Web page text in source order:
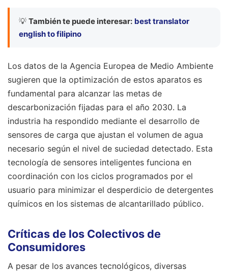
💡 También te puede interesar: best translator
english to filipino
Los datos de la Agencia Europea de Medio Ambiente
sugieren que la optimización de estos aparatos es
fundamental para alcanzar las metas de
descarbonización fijadas para el año 2030. La
industria ha respondido mediante el desarrollo de
sensores de carga que ajustan el volumen de agua
necesario según el nivel de suciedad detectado. Esta
tecnología de sensores inteligentes funciona en
coordinación con los ciclos programados por el
usuario para minimizar el desperdicio de detergentes
químicos en los sistemas de alcantarillado público.
Críticas de los Colectivos de
Consumidores
A pesar de los avances tecnológicos, diversas